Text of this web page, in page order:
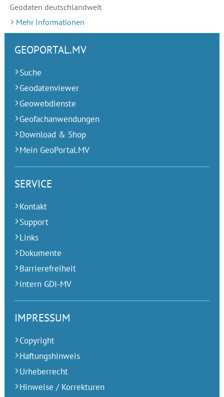
Geodaten deutschlandweit
Mehr Informationen
GEOPORTAL.MV
Suche
Geodatenviewer
Geowebdienste
Geofachanwendungen
Download & Shop
Mein GeoPortal.MV
SERVICE
Kontakt
Support
Links
Dokumente
Barrierefreiheit
intern GDI-MV
IMPRESSUM
Copyright
Haftungshinweis
Urheberrecht
Hinweise / Korrekturen